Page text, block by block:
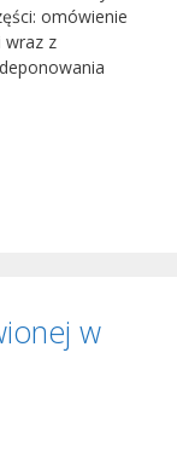
omówienie
wraz z
w